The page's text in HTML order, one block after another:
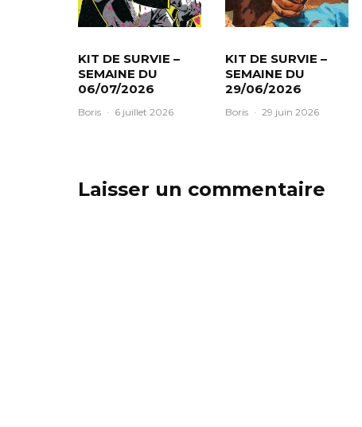
KIT DE SURVIE –
SEMAINE DU
06/07/2026
Boris · 6 juillet 2026
KIT DE SURVIE –
SEMAINE DU
29/06/2026
Boris · 29 juin 2026
Laisser un commentaire